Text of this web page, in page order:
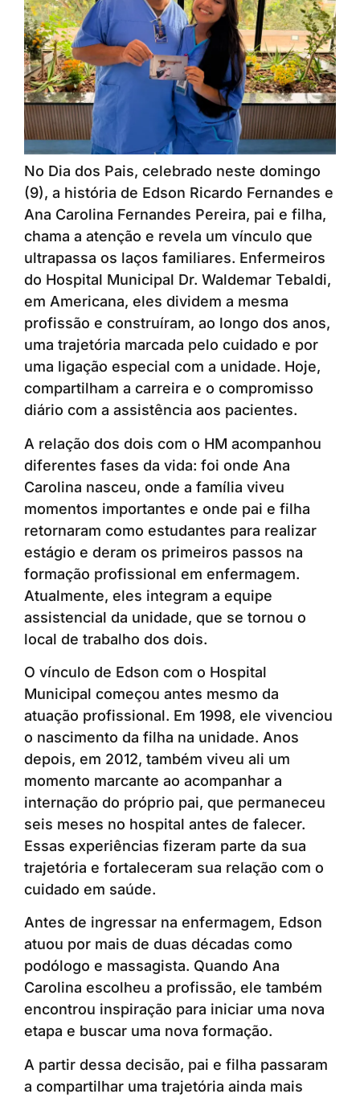
No Dia dos Pais, celebrado neste domingo
(9), a história de Edson Ricardo Fernandes e
Ana Carolina Fernandes Pereira, pai e filha,
chama a atenção e revela um vínculo que
ultrapassa os laços familiares. Enfermeiros
do Hospital Municipal Dr. Waldemar Tebaldi,
em Americana, eles dividem a mesma
profissão e construíram, ao longo dos anos,
uma trajetória marcada pelo cuidado e por
uma ligação especial com a unidade. Hoje,
compartilham a carreira e o compromisso
diário com a assistência aos pacientes.
A relação dos dois com o HM acompanhou
diferentes fases da vida: foi onde Ana
Carolina nasceu, onde a família viveu
momentos importantes e onde pai e filha
retornaram como estudantes para realizar
estágio e deram os primeiros passos na
formação profissional em enfermagem.
Atualmente, eles integram a equipe
assistencial da unidade, que se tornou o
local de trabalho dos dois.
O vínculo de Edson com o Hospital
Municipal começou antes mesmo da
atuação profissional. Em 1998, ele vivenciou
o nascimento da filha na unidade. Anos
depois, em 2012, também viveu ali um
momento marcante ao acompanhar a
internação do próprio pai, que permaneceu
seis meses no hospital antes de falecer.
Essas experiências fizeram parte da sua
trajetória e fortaleceram sua relação com o
cuidado em saúde.
Antes de ingressar na enfermagem, Edson
atuou por mais de duas décadas como
podólogo e massagista. Quando Ana
Carolina escolheu a profissão, ele também
encontrou inspiração para iniciar uma nova
etapa e buscar uma nova formação.
A partir dessa decisão, pai e filha passaram
a compartilhar uma trajetória ainda mais